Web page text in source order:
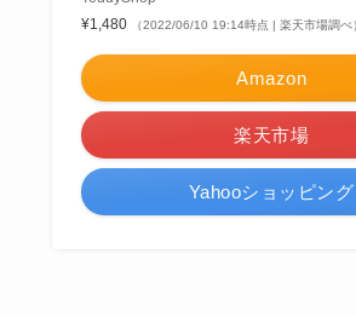
¥1,480
（2022/06/10 19:14時点 | 楽天市場調べ
Amazon
楽天市場
Yahooショッピング